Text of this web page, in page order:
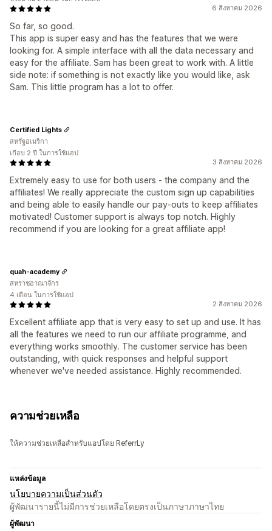
6 สิงหาคม 2026
So far, so good.
This app is super easy and has the features that we were
looking for. A simple interface with all the data necessary and
easy for the affiliate. Sam has been great to work with. A little
side note: if something is not exactly like you would like, ask
Sam. This little program has a lot to offer.
3 สิงหาคม 2026
Extremely easy to use for both users - the company and the
affiliates! We really appreciate the custom sign up capabilities
and being able to easily handle our pay-outs to keep affiliates
motivated! Customer support is always top notch. Highly
recommend if you are looking for a great affiliate app!
Certified Lights
สหรัฐอเมริกา
เกือบ 2 ปี ในการใช้แอป
2 สิงหาคม 2026
Excellent affiliate app that is very easy to set up and use. It has
all the features we need to run our affiliate programme, and
everything works smoothly. The customer service has been
outstanding, with quick responses and helpful support
whenever we've needed assistance. Highly recommended.
quah-academy
สหราชอาณาจักร
4 เดือน ในการใช้แอป
ความช่วยเหลือ
ให้ความช่วยเหลือสำหรับแอปโดย ReferrLy
แหล่งข้อมูล
นโยบายความเป็นส่วนตัว
ผู้พัฒนารายนี้ไม่มีการช่วยเหลือโดยตรงเป็นภาษาภาษาไทย
ผู้พัฒนา